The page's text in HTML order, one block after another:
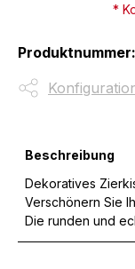
*
Produktnummer:
Beschreibung
Dekoratives
Verschönern Sie
Die runden und